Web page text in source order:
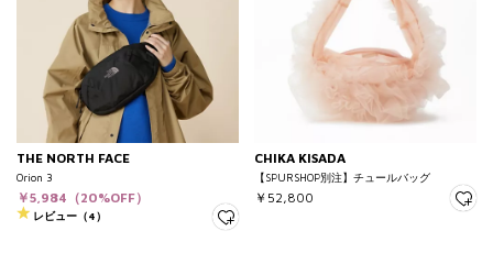
THE NORTH FACE
Orion 3
￥5,984（20%OFF）
レビュー（4）
CHIKA KISADA
【SPURSHOP別注】チュールバッグ
￥52,800